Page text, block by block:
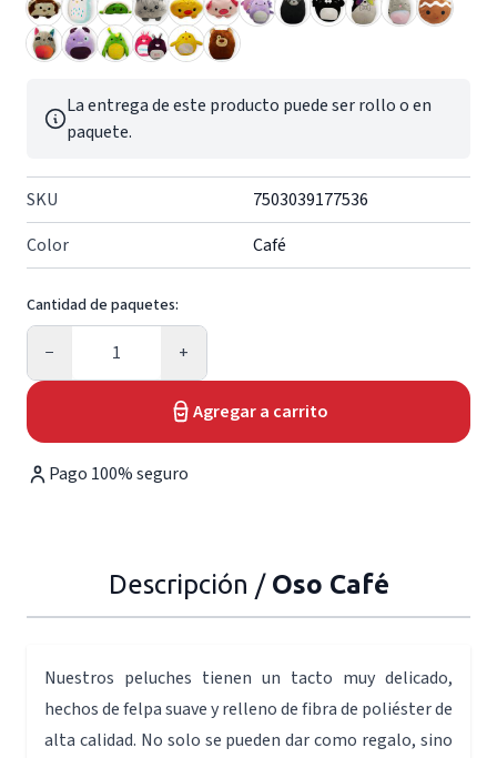
La entrega de este producto puede ser rollo o en
paquete.
SKU
7503039177536
Color
Café
Cantidad de paquetes:
−
Cantidad
+
Agregar a carrito
Pago 100% seguro
Descripción / Oso Café
Nuestros peluches tienen un tacto muy delicado,
hechos de felpa suave y relleno de fibra de poliéster de
alta calidad. No solo se pueden dar como regalo, sino